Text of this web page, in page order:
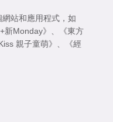
站和應用程式，如
新Monday》
《東方
親子童萌》
《經